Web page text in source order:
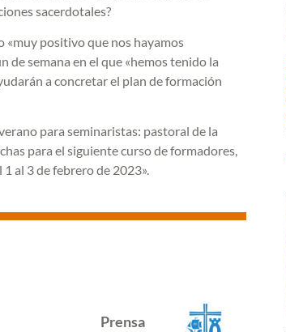
sacerdotales?
«muy positivo que nos hayamos
semana en el que «hemos tenido la
a concretar el plan de formación
para seminaristas: pastoral de la
para el siguiente curso de formadores,
al 3 de febrero de 2023».
Prensa